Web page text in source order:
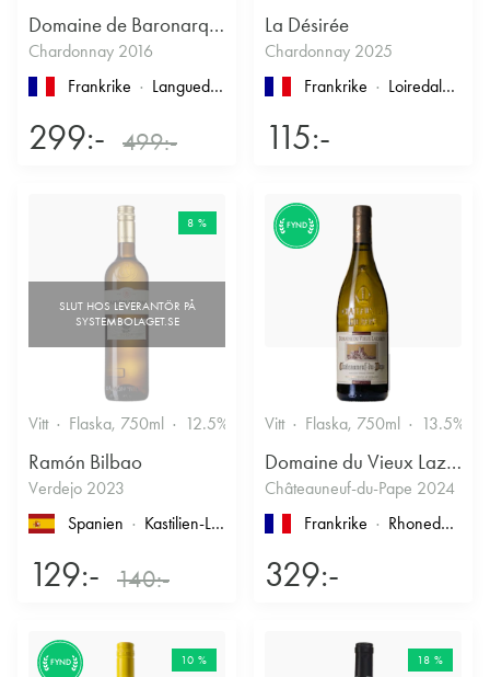
Domaine de Baronarques
Chardonnay 2016
Frankrike
Languedoc-Roussillon , Limoux
299:- 499:-
La Désirée
Chardonnay 2025
Frankrike
Loiredalen
115:-
8 %
Vitt Flaska, 750ml 12.5%
Ramón Bilbao
Verdejo 2023
Spanien
Kastilien-León
129:- 140:-
FYND
Vitt Flaska, 750ml 13.5%
Domaine du Vieux Lazaret
Châteauneuf-du-Pape 2024
Frankrike
Rhonedalen
329:-
FYND 10 % 18 %